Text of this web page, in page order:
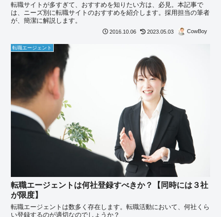
転職サイトが多すぎて、おすすめを知りたい方は、必見。本記事で
は、ニーズ別に転職サイトのおすすめを紹介します。採用担当の筆者
が、簡潔に解説します。
2016.10.06 2023.05.03 CowBoy
転職エージェント
転職エージェントは何社登録すべきか？【同時には３社
が限度】
転職エージェントは数多く存在します。転職活動において、何社くら
い登録するのが適切なのでしょうか？